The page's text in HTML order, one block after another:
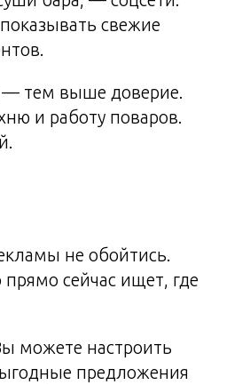
свежие
— тем выше доверие.
и работу поваров.
не обойтись.
сейчас ищет, где
можете настроить
предложения